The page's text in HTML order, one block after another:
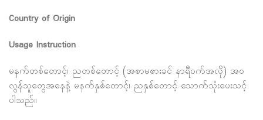
Country of Origin
Usage Instruction
မနက်တစ်တောင့်၊ ညတစ်တောင့် (အစာမစားခင် နာရီဝက်အလို) အဝ
လွန်သူတွေအနေနဲ့ မနက်နှစ်တောင့်၊ ညနှစ်တောင့် သောက်သုံးပေးသင့်
ပါသည်။